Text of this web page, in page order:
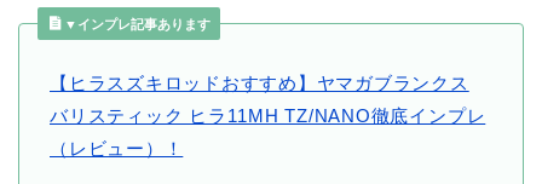
▼インプレ記事あります
【ヒラスズキロッドおすすめ】ヤマガブランクス
バリスティック ヒラ11MH TZ/NANO徹底インプレ
（レビュー）！